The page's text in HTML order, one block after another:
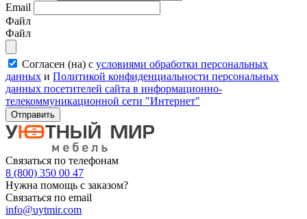
Email
Файл
Файл
Согласен (на) с условиями обработки персональных
данных и Политикой конфиденциальности персональных
данных посетителей сайта в информационно-
телекоммуникационной сети "Интернет"
Отправить
Связаться по телефонам
8 (800) 350 00 47
Нужна помощь с заказом?
Связаться по email
info@uytmir.com